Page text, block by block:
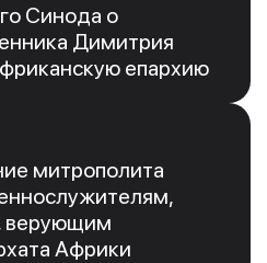
Синода о
Димитрия
епархию
митрополита
верующим
Африки